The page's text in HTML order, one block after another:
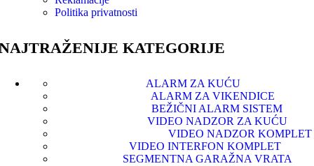
Politika privatnosti
KATEGORIJE
ALARM ZA KUĆU
ALARM ZA VIKENDICE
BEŽIČNI ALARM SISTEM
VIDEO NADZOR ZA KUĆU
VIDEO NADZOR KOMPLET
VIDEO INTERFON KOMPLET
SEGMENTNA GARAŽNA VRATA